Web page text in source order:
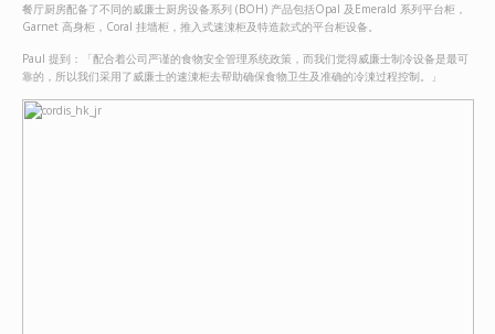
餐厅厨房配备了不同的威廉士厨房设备系列 (BOH) 产品包括Opal 及Emerald 系列平台柜，
Garnet 高身柜，Coral 挂墙柜，推入式速涷柜及特造款式的平台柜设备。
Paul 提到：「配合着公司严谨的食物安全管理系统政策，而我们觉得威廉士制冷设备是最可
靠的，所以我们采用了威廉士的速涷柜去帮助确保食物卫生及准确的冷涷过程控制。」